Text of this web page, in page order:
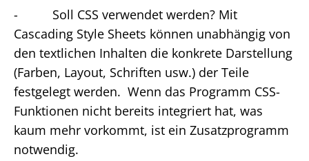
- Soll CSS verwendet werden? Mit
Cascading Style Sheets können unabhängig von
den textlichen Inhalten die konkrete Darstellung
(Farben, Layout, Schriften usw.) der Teile
festgelegt werden. Wenn das Programm CSS-
Funktionen nicht bereits integriert hat, was
kaum mehr vorkommt, ist ein Zusatzprogramm
notwendig.